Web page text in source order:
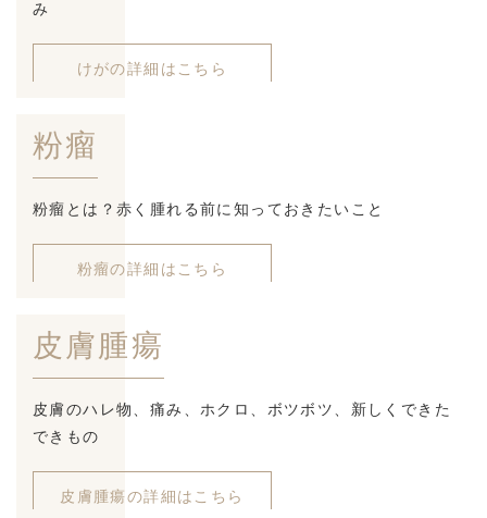
み
けがの詳細はこちら
粉瘤
粉瘤とは？赤く腫れる前に知っておきたいこと
粉瘤の詳細はこちら
皮膚腫瘍
皮膚のハレ物、痛み、ホクロ、ボツボツ、新しくできた
できもの
皮膚腫瘍の詳細はこちら